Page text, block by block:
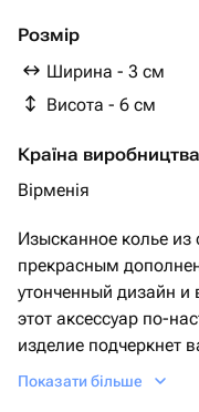
Розмір
Ширина - 3 см
Висота - 6 см
Країна виробництва
Вірменія
Изысканное колье из
прекрасным
утонченный дизайн и
этот аксессуар по-
изделие подчеркнет
ваш стиль
Показати більше